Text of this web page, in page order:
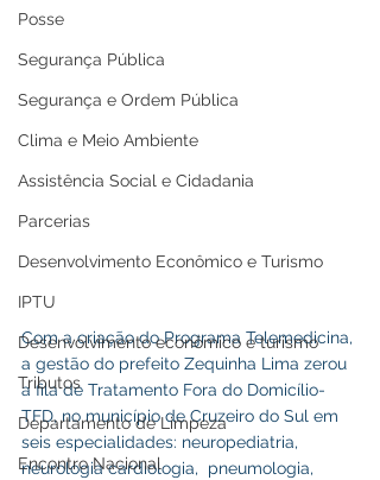
Posse
Segurança Pública
Segurança e Ordem Pública
Clima e Meio Ambiente
Assistência Social e Cidadania
Parcerias
Desenvolvimento Econômico e Turismo
IPTU
Desenvolvimento econômico e turismo
Tributos
Departamento de Limpeza
Encontro Nacional
Com a criação do Programa Telemedicina,
a gestão do prefeito Zequinha Lima zerou
a fila de Tratamento Fora do Domicílio-
TFD, no município de Cruzeiro do Sul em
seis especialidades: neuropediatria,
neurologia cardiologia,  pneumologia,